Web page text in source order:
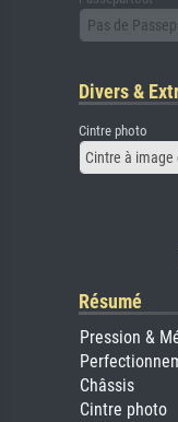
Pas de
Divers &
Cintre photo
Cintre à image
Résumé
Pression &
Châssis
Cintre photo